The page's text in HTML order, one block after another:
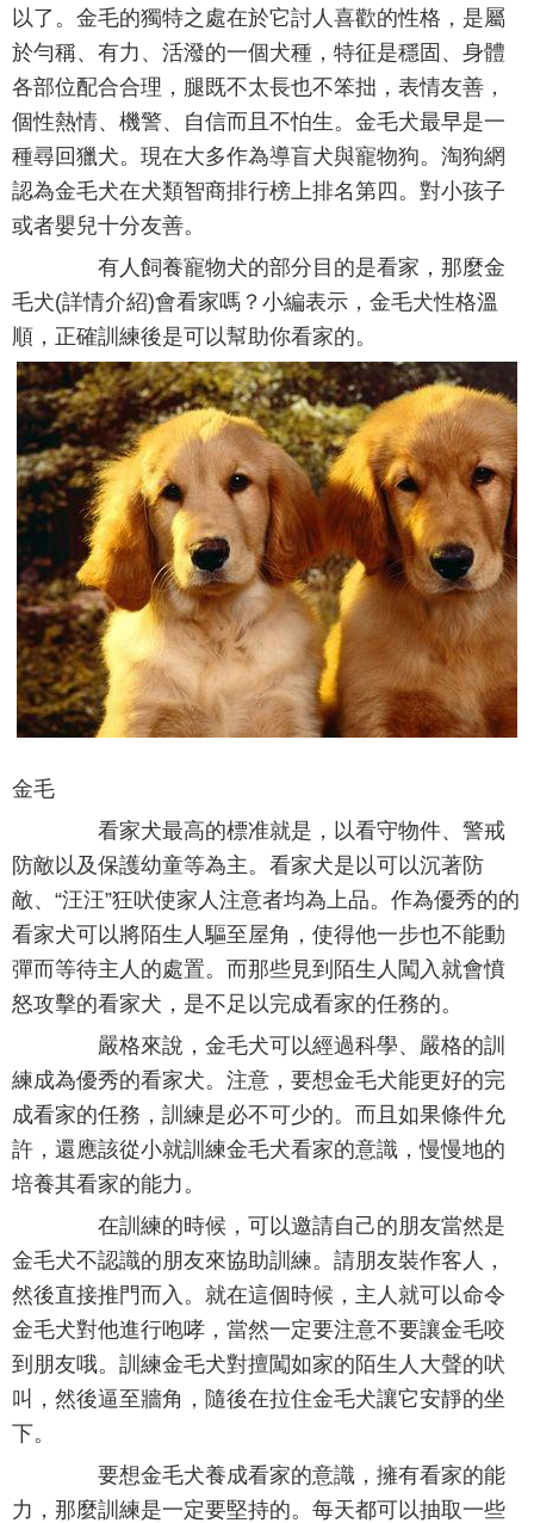
以了。金毛的獨特之處在於它討人喜歡的性格，是屬
於勻稱、有力、活潑的一個犬種，特征是穩固、身體
各部位配合合理，腿既不太長也不笨拙，表情友善，
個性熱情、機警、自信而且不怕生。金毛犬最早是一
種尋回獵犬。現在大多作為導盲犬與寵物狗。淘狗網
認為金毛犬在犬類智商排行榜上排名第四。對小孩子
或者嬰兒十分友善。
有人飼養寵物犬的部分目的是看家，那麼金
毛犬(詳情介紹)會看家嗎？小編表示，金毛犬性格溫
順，正確訓練後是可以幫助你看家的。
金毛
看家犬最高的標准就是，以看守物件、警戒
防敵以及保護幼童等為主。看家犬是以可以沉著防
敵、“汪汪”狂吠使家人注意者均為上品。作為優秀的的
看家犬可以將陌生人驅至屋角，使得他一步也不能動
彈而等待主人的處置。而那些見到陌生人闖入就會憤
怒攻擊的看家犬，是不足以完成看家的任務的。
嚴格來說，金毛犬可以經過科學、嚴格的訓
練成為優秀的看家犬。注意，要想金毛犬能更好的完
成看家的任務，訓練是必不可少的。而且如果條件允
許，還應該從小就訓練金毛犬看家的意識，慢慢地的
培養其看家的能力。
在訓練的時候，可以邀請自己的朋友當然是
金毛犬不認識的朋友來協助訓練。請朋友裝作客人，
然後直接推門而入。就在這個時候，主人就可以命令
金毛犬對他進行咆哮，當然一定要注意不要讓金毛咬
到朋友哦。訓練金毛犬對擅闖如家的陌生人大聲的吠
叫，然後逼至牆角，隨後在拉住金毛犬讓它安靜的坐
下。
要想金毛犬養成看家的意識，擁有看家的能
力，那麼訓練是一定要堅持的。每天都可以抽取一些